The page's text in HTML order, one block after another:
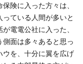
険に入った方々は、
ている人間が多いと
電電公社に入った、
面は多々あると思っ
ウを、十分に翼を広げ